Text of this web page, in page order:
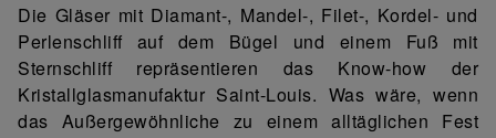
Die Gläser mit Diamant-, Mandel-, Filet-, Kordel- und
Perlenschliff auf dem Bügel und einem Fuß mit
Sternschliff repräsentieren das Know-how der
Kristallglasmanufaktur Saint-Louis. Was wäre, wenn
das Außergewöhnliche zu einem alltäglichen Fest